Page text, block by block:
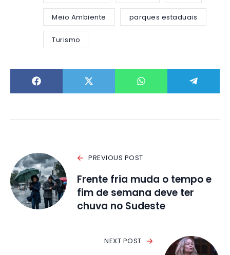
Meio Ambiente parques estaduais
Turismo
PREVIOUS POST
Frente fria muda o tempo e
fim de semana deve ter
chuva no Sudeste
NEXT POST